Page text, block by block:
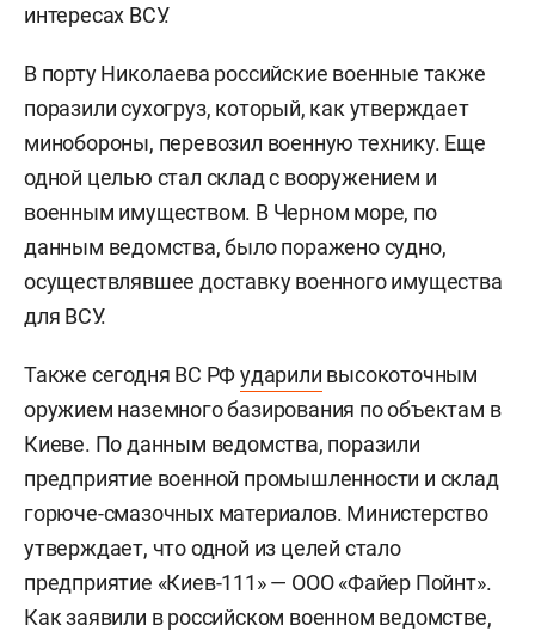
интересах ВСУ.
В порту Николаева российские военные также
поразили сухогруз, который, как утверждает
минобороны, перевозил военную технику. Еще
одной целью стал склад с вооружением и
военным имуществом. В Черном море, по
данным ведомства, было поражено судно,
осуществлявшее доставку военного имущества
для ВСУ.
Также сегодня ВС РФударили высокоточным
оружием наземного базирования по объектам в
Киеве. По данным ведомства, поразили
предприятие военной промышленности и склад
горюче-смазочных материалов. Министерство
утверждает, что одной из целей стало
предприятие «Киев-111» — ООО «Файер Пойнт».
Как заявили в российском военном ведомстве,